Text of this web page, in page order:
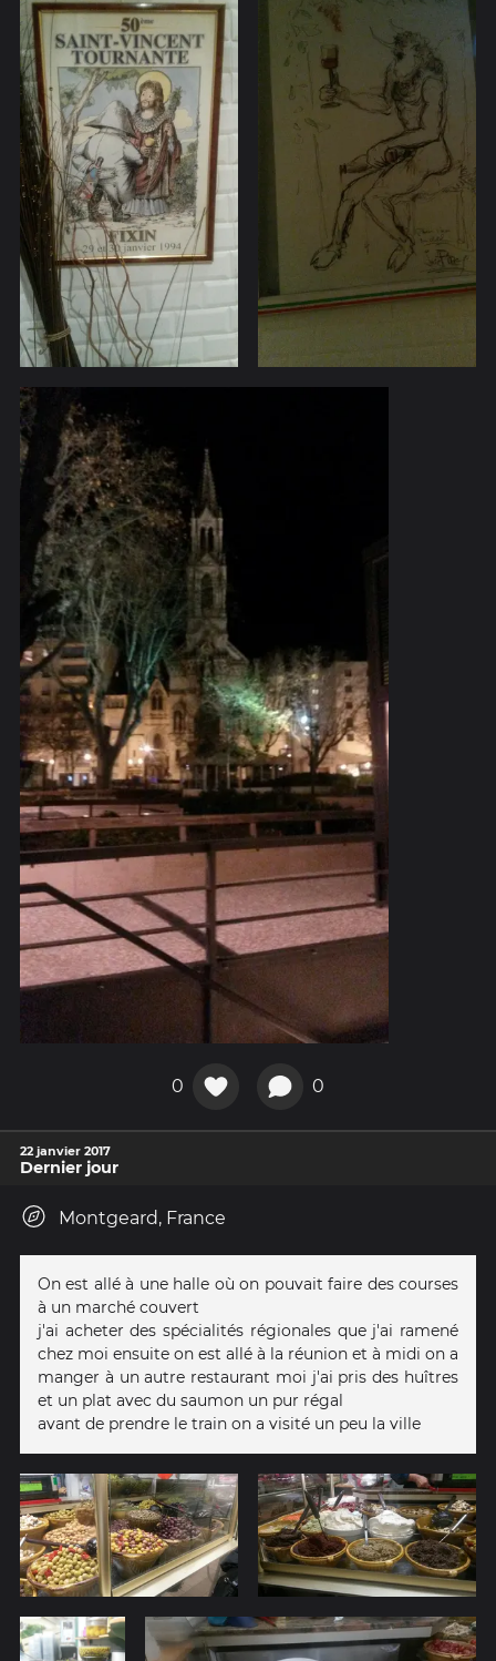
0 0
22 janvier 2017
Dernier jour
Montgeard, France
On est allé à une halle où on pouvait faire des courses
à un marché couvert
j'ai acheter des spécialités régionales que j'ai ramené
chez moi ensuite on est allé à la réunion et à midi on a
manger à un autre restaurant moi j'ai pris des huîtres
et un plat avec du saumon un pur régal
avant de prendre le train on a visité un peu la ville